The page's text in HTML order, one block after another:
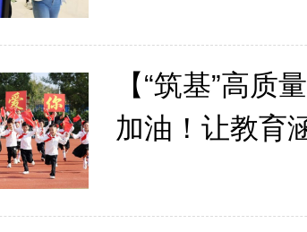
【“筑基”高质
加油！让教育